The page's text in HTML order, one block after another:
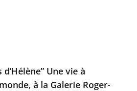
d’Hélène” Une vie à
à la Galerie Roger-